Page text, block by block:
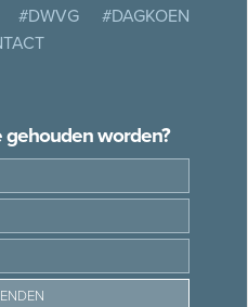
#DWVG
#DAGKOEN
gehouden worden?